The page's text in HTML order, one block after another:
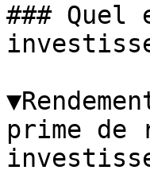
###
prime